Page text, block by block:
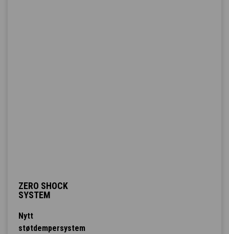
ZERO SHOCK
SYSTEM
Nytt
støtdempersystem